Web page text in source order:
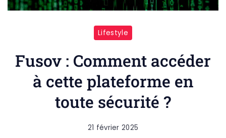
Lifestyle
Fusov : Comment accéder
à cette plateforme en
toute sécurité ?
21 février 2025